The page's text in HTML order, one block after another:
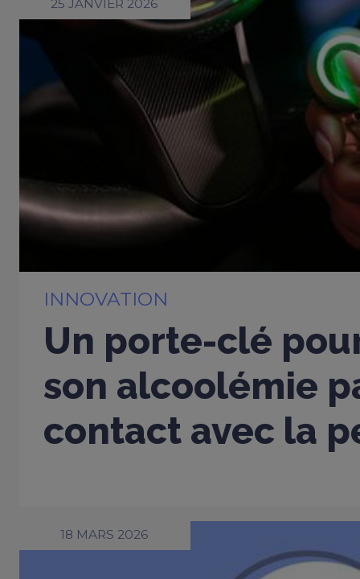
25 JANVIER 2026
INNOVATION
Un porte-clé
son alcoolémie
contact avec la
18 MARS 2026